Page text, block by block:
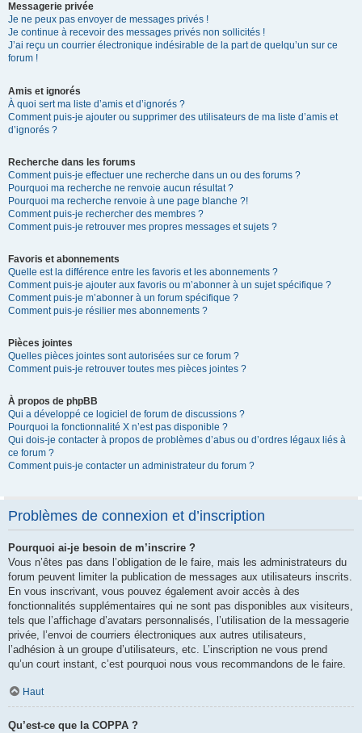
Messagerie privée
Je ne peux pas envoyer de messages privés !
Je continue à recevoir des messages privés non sollicités !
J’ai reçu un courrier électronique indésirable de la part de quelqu’un sur ce
forum !
Amis et ignorés
À quoi sert ma liste d’amis et d’ignorés ?
Comment puis-je ajouter ou supprimer des utilisateurs de ma liste d’amis et
d’ignorés ?
Recherche dans les forums
Comment puis-je effectuer une recherche dans un ou des forums ?
Pourquoi ma recherche ne renvoie aucun résultat ?
Pourquoi ma recherche renvoie à une page blanche ?!
Comment puis-je rechercher des membres ?
Comment puis-je retrouver mes propres messages et sujets ?
Favoris et abonnements
Quelle est la différence entre les favoris et les abonnements ?
Comment puis-je ajouter aux favoris ou m’abonner à un sujet spécifique ?
Comment puis-je m’abonner à un forum spécifique ?
Comment puis-je résilier mes abonnements ?
Pièces jointes
Quelles pièces jointes sont autorisées sur ce forum ?
Comment puis-je retrouver toutes mes pièces jointes ?
À propos de phpBB
Qui a développé ce logiciel de forum de discussions ?
Pourquoi la fonctionnalité X n’est pas disponible ?
Qui dois-je contacter à propos de problèmes d’abus ou d’ordres légaux liés à
ce forum ?
Comment puis-je contacter un administrateur du forum ?
Problèmes de connexion et d’inscription
Pourquoi ai-je besoin de m’inscrire ?
Vous n’êtes pas dans l’obligation de le faire, mais les administrateurs du
forum peuvent limiter la publication de messages aux utilisateurs inscrits.
En vous inscrivant, vous pouvez également avoir accès à des
fonctionnalités supplémentaires qui ne sont pas disponibles aux visiteurs,
tels que l’affichage d’avatars personnalisés, l’utilisation de la messagerie
privée, l’envoi de courriers électroniques aux autres utilisateurs,
l’adhésion à un groupe d’utilisateurs, etc. L’inscription ne vous prend
qu’un court instant, c’est pourquoi nous vous recommandons de le faire.
Haut
Qu’est-ce que la COPPA ?